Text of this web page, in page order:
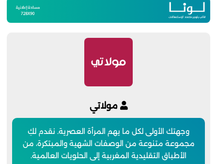
مولاتي
وجهتك الأولى لكل ما يهم المرأة العصرية. نقدم لكِ
مجموعة متنوعة من الوصفات الشهية والمبتكرة، من
الأطباق التقليدية المغربية إلى الحلويات العالمية.